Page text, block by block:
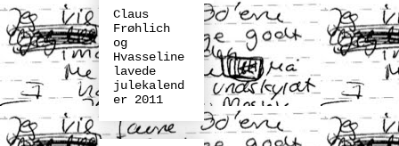
Claus
Frøhlich
og
Hvasseline
lavede
julekalend
er 2011